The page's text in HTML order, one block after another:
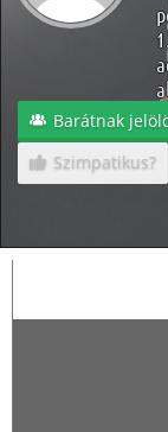
Barátnak
Szimpatikus?